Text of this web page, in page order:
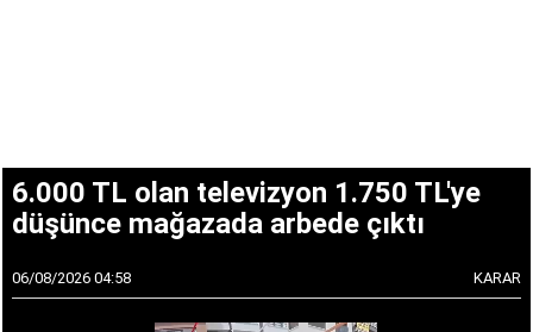
6.000 TL olan televizyon 1.750 TL'ye
düşünce mağazada arbede çıktı
06/08/2026 04:58 KARAR